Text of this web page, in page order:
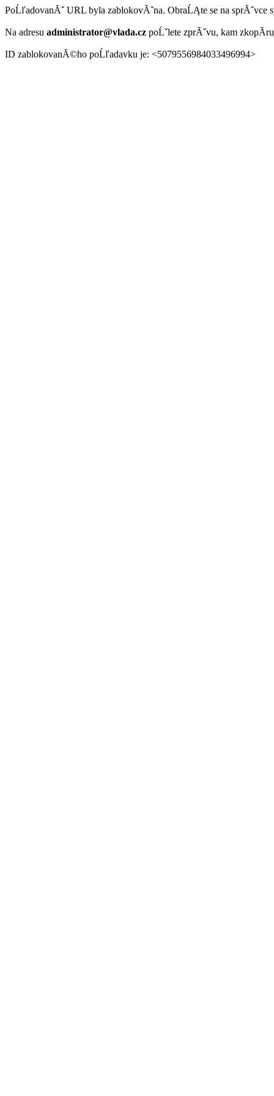
PoĹľadovanĂˇ URL byla zablokovĂˇna. ObraĹĄte se na sprĂˇvce
Na adresu administrator@vlada.cz poĹˇlete zprĂˇvu, kam
ID zablokovanĂ©ho poĹľadavku je: <5079556984033496994>